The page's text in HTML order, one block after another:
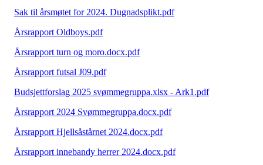
Sak til årsmøtet for 2024. Dugnadsplikt.pdf
Årsrapport Oldboys.pdf
Årsrapport turn og moro.docx.pdf
Årsrapport futsal J09.pdf
Budsjettforslag 2025 svømmegruppa.xlsx - Ark1.pdf
Årsrapport 2024 Svømmegruppa.docx.pdf
Årsrapport Hjellsåstårnet 2024.docx.pdf
Årsrapport innebandy herrer 2024.docx.pdf